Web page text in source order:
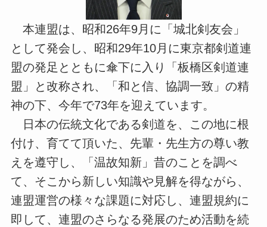
本連盟は、昭和26年9月に「城北剣友会」
として発会し、昭和29年10月に東京都剣道連
盟の発足とともに傘下に入り「板橋区剣道連
盟」と改称され、「和と信、協調一致」の精
神の下、今年で73年を迎えています。
日本の伝統文化である剣道を、この地に根
付け、育てて頂いた、先輩・先生方の尊い教
えを遵守し、「温故知新」昔のことを調べ
て、そこから新しい知識や見解を得ながら、
連盟運営の様々な課題に対応し、連盟規約に
即して、連盟のさらなる発展のため活動を続